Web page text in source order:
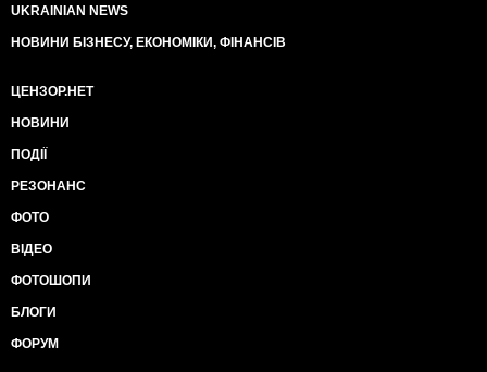
UKRAINIAN NEWS
НОВИНИ БІЗНЕСУ, ЕКОНОМІКИ, ФІНАНСІВ
ЦЕНЗОР.НЕТ
НОВИНИ
ПОДІЇ
РЕЗОНАНС
ФОТО
ВІДЕО
ФОТОШОПИ
БЛОГИ
ФОРУМ